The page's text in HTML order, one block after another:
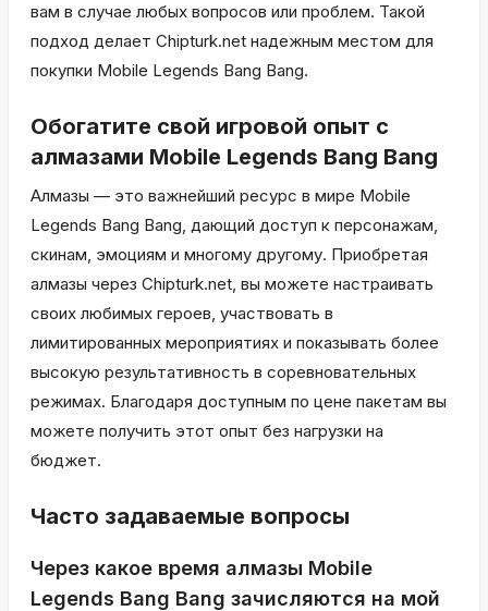
вам в случае любых вопросов или проблем. Такой
подход делает Chipturk.net надежным местом для
покупки Mobile Legends Bang Bang.
Обогатите свой игровой опыт с
алмазами Mobile Legends Bang Bang
Алмазы — это важнейший ресурс в мире Mobile
Legends Bang Bang, дающий доступ к персонажам,
скинам, эмоциям и многому другому. Приобретая
алмазы через Chipturk.net, вы можете настраивать
своих любимых героев, участвовать в
лимитированных мероприятиях и показывать более
высокую результативность в соревновательных
режимах. Благодаря доступным по цене пакетам вы
можете получить этот опыт без нагрузки на
бюджет.
Часто задаваемые вопросы
Через какое время алмазы Mobile
Legends Bang Bang зачисляются на мой